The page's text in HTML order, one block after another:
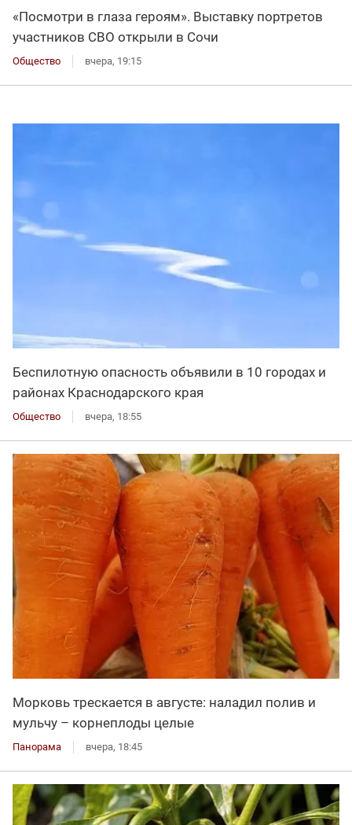
«Посмотри в глаза героям». Выставку портретов
участников СВО открыли в Сочи
Общество вчера, 19:15
Беспилотную опасность объявили в 10 городах и
районах Краснодарского края
Общество вчера, 18:55
Морковь трескается в августе: наладил полив и
мульчу – корнеплоды целые
Панорама вчера, 18:45